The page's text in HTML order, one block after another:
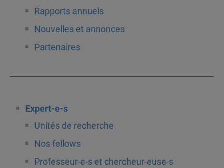
Rapports annuels
Nouvelles et annonces
Partenaires
Expert-e-s
Unités de recherche
Nos fellows
Professeur-e-s et chercheur-euse-s